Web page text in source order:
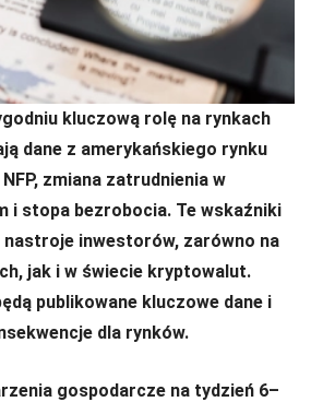
kluczową rolę na rynkach
dane z amerykańskiego rynku
zmiana zatrudnienia w
i stopa bezrobocia. Te wskaźniki
nastroje inwestorów, zarówno na
jak i w świecie kryptowalut.
publikowane kluczowe dane i
dla rynków.
gospodarcze na tydzień 6–